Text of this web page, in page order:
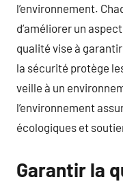
l’environnement.
d’améliorer un
qualité vise à
la sécurité protège
veille à un
l’environnement
écologiques et
Garantir la